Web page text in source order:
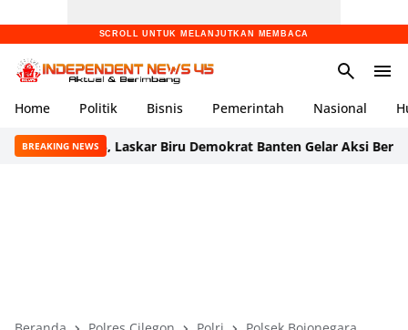
SCROLL UNTUK MELANJUTKAN MEMBACA
Home Politik Bisnis Pemerintah Nasional
BREAKING NEWS
25, Laskar Biru Demokrat Banten Gelar Aksi Bersih